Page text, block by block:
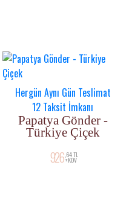
Hergün Aynı Gün Teslimat
12 Taksit İmkanı
Papatya Gönder -
Türkiye Çiçek
926 ,64 TL
+KDV